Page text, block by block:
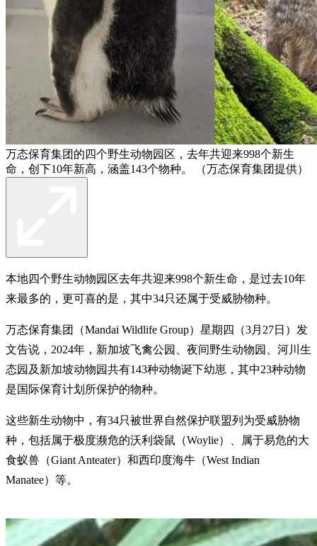
万态保育集团的四个野生动物园区，去年共迎来998个新生
命，创下10年新高，涵盖143个物种。 （万态保育集团提供）
本地四个野生动物园区去年共迎来998个新生命，是过去10年
来最多的，更可喜的是，其中34只还属于受威胁物种。
万态保育集团（Mandai Wildlife Group）星期四（3月27日）发
文告说，2024年，新加坡飞禽公园、夜间野生动物园、河川生
态园及新加坡动物园共有143种动物诞下幼崽，其中23种动物
是国际保育计划所保护的物种。
这些新生动物中，有34只被世界自然保护联盟列为受威胁物
种，包括属于极度濒危的沃利袋鼠（Woylie）、属于易危的大
食蚁兽（Giant Anteater）和西印度海牛（West Indian
Manatee）等。